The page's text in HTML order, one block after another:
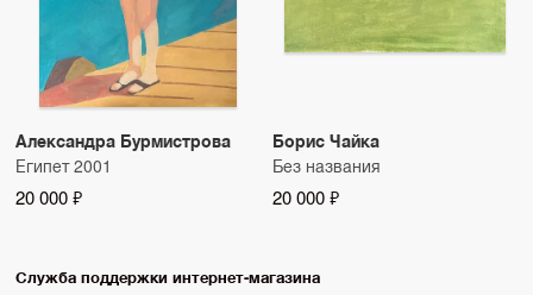
Александра Бурмистрова
Египет 2001
20 000 ₽
Борис Чайка
Без названия
20 000 ₽
Служба поддержки интернет-магазина